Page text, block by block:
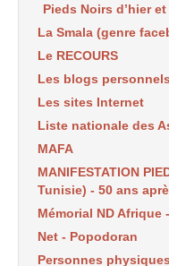
Pieds Noirs d’hier
La Smala (genre
Le RECOURS
Les blogs personnels
Les sites Internet
Liste nationale des
MAFA
MANIFESTATION
Tunisie) - 50 ans
Mémorial ND Afrique
Net - Popodoran
Personnes physiques